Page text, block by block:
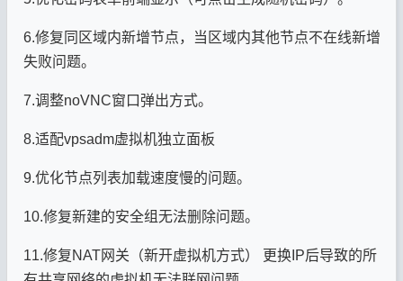
6.修复同区域内新增节点，当区域内其他节点不在线新增
失败问题。
7.调整noVNC窗口弹出方式。
8.适配vpsadm虚拟机独立面板
9.优化节点列表加载速度慢的问题。
10.修复新建的安全组无法删除问题。
11.修复NAT网关（新开虚拟机方式） 更换IP后导致的所